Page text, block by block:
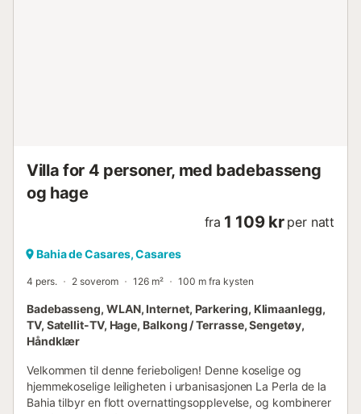
Villa for 4 personer, med badebasseng
og hage
fra 1 109 kr per natt
Bahia de Casares, Casares
4 pers. 2 soverom 126 m² 100 m fra kysten
Badebasseng, WLAN, Internet, Parkering, Klimaanlegg,
TV, Satellit-TV, Hage, Balkong / Terrasse, Sengetøy,
Håndklær
Velkommen til denne ferieboligen! Denne koselige og
hjemmekoselige leiligheten i urbanisasjonen La Perla de la
Bahia tilbyr en flott overnattingsopplevelse, og kombinerer